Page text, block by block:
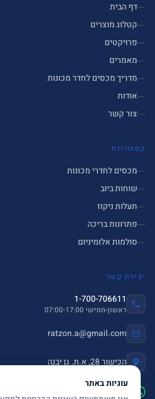
עוגיות באתר
דף הבית
קטלוג מוצרים
פרויקטים
מאמרים
מדריך מכסים לחדר מכונות
אודות
צור קשר
קטגוריות
מכסים לחדרי מכונות
שוחות ביוב
תעלות ניקוז
פתרונות בריכה
סולמות אלומיניום
יצירת קשר
1-700-706611
ראשון-חמישי 07:00-17:00
ratzon.a@gmail.com
הכישור 28, א.ת. גן יבנה